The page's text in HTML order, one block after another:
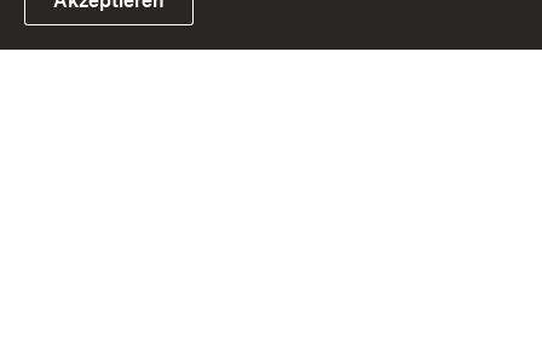
Link zum Landesportal